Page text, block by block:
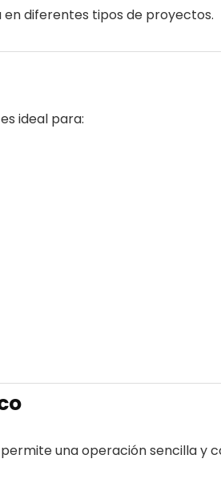
diferentes tipos de proyectos.
es ideal para:
permite una operación sencilla y